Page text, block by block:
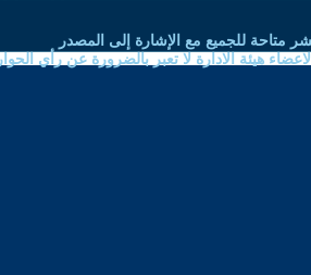
متاحة للجميع مع الإشارة إلى المصدر
هيئة الادارة لا تعبر بالضرورة عن رأي